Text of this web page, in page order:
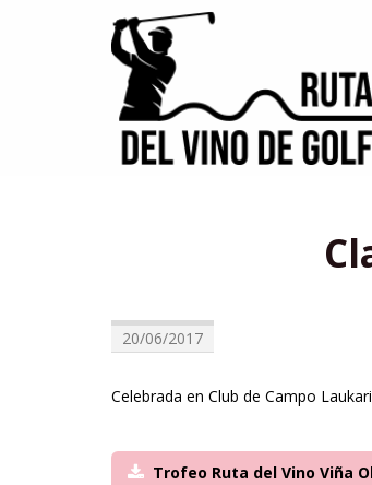
20/06/2017
Celebrada en Club de Campo
Trofeo Ruta del Vino Viña